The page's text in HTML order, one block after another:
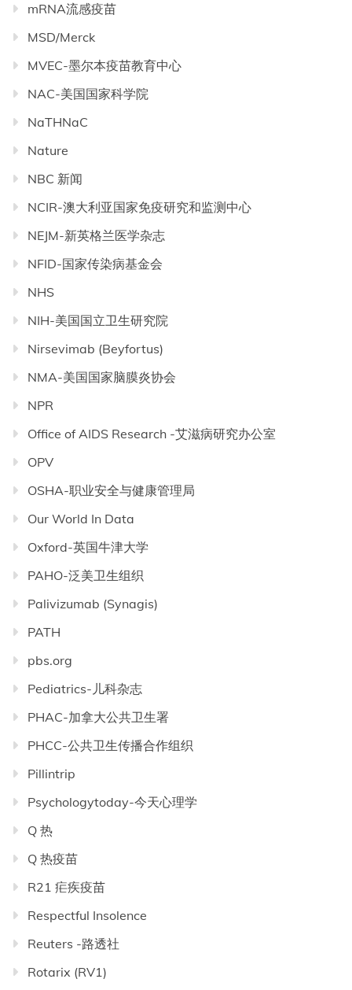
mRNA流感疫苗
MSD/Merck
MVEC-墨尔本疫苗教育中心
NAC-美国国家科学院
NaTHNaC
Nature
NBC 新闻
NCIR-澳大利亚国家免疫研究和监测中心
NEJM-新英格兰医学杂志
NFID-国家传染病基金会
NHS
NIH-美国国立卫生研究院
Nirsevimab (Beyfortus)
NMA-美国国家脑膜炎协会
NPR
Office of AIDS Research -艾滋病研究办公室
OPV
OSHA-职业安全与健康管理局
Our World In Data
Oxford-英国牛津大学
PAHO-泛美卫生组织
Palivizumab (Synagis)
PATH
pbs.org
Pediatrics-儿科杂志
PHAC-加拿大公共卫生署
PHCC-公共卫生传播合作组织
Pillintrip
Psychologytoday-今天心理学
Q 热
Q 热疫苗
R21 疟疾疫苗
Respectful Insolence
Reuters -路透社
Rotarix (RV1)